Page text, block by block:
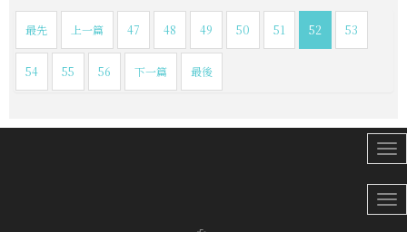
最先 上一篇 47 48 49 50 51 52 53
54 55 56 下一篇 最後